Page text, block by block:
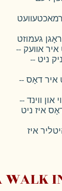
-- מיר האָבן אויך דאָרט קײן האָניק ניט
-- װאָס-זשע פאר װאָיאקעס זיינט איר דאָס
איז ניט
איז